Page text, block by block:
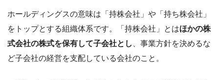
ホールディングスの意味は「持株会社」や「持ち株会社」
をトップとする組織体系です。「持株会社」とはほかの株
式会社の株式を保有して子会社とし
、事業方針を決めるな
ど子会社の経営を支配している会社のこと。